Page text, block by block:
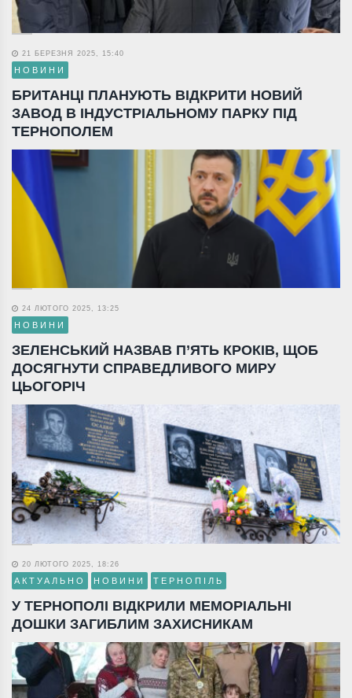
21 БЕРЕЗНЯ 2025, 15:40
НОВИНИ
БРИТАНЦІ ПЛАНУЮТЬ ВІДКРИТИ НОВИЙ
ЗАВОД В ІНДУСТРІАЛЬНОМУ ПАРКУ ПІД
ТЕРНОПОЛЕМ
24 ЛЮТОГО 2025, 13:25
НОВИНИ
ЗЕЛЕНСЬКИЙ НАЗВАВ П’ЯТЬ КРОКІВ, ЩОБ
ДОСЯГНУТИ СПРАВЕДЛИВОГО МИРУ
ЦЬОГОРІЧ
20 ЛЮТОГО 2025, 18:26
АКТУАЛЬНО НОВИНИ ТЕРНОПІЛЬ
У ТЕРНОПОЛІ ВІДКРИЛИ МЕМОРІАЛЬНІ
ДОШКИ ЗАГИБЛИМ ЗАХИСНИКАМ